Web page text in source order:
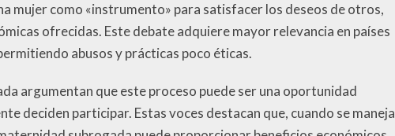
mujer como «instrumento» para satisfacer los deseos de otros,
ofrecidas. Este debate adquiere mayor relevancia en países
abusos y prácticas poco éticas.
argumentan que este proceso puede ser una oportunidad
deciden participar. Estas voces destacan que, cuando se maneja